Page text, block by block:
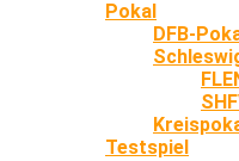
Pokal
DFB-
Testspiel